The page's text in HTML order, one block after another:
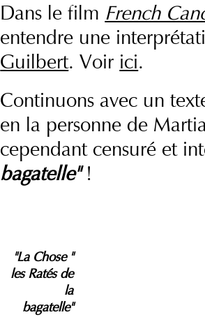
Dans le film French
entendre une
Guilbert. Voir ici.
Continuons avec un
en la personne de
cependant censuré et
bagatelle"!
"La Chose "
les Ratés de
la
bagatelle"